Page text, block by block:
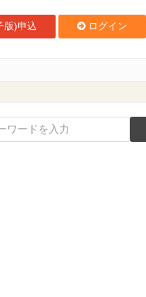
版)申込 ログイン